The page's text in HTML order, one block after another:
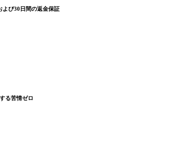
よび30日間の返金保証
る苦情ゼロ